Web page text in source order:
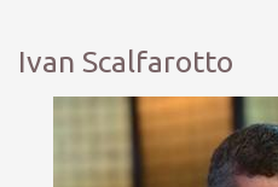
Ivan Scalfarotto